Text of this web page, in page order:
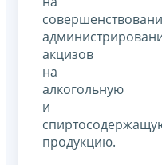
акцизов
на
алкогольную
и
продукцию.